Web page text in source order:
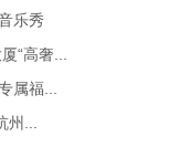
乐秀
“高奢...
属福...
...